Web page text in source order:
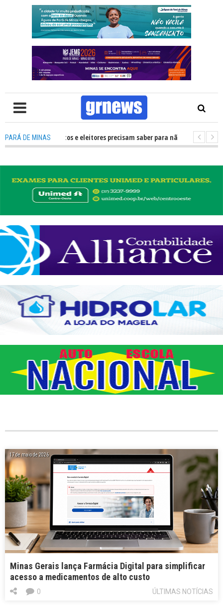
PARÁ DE MINAS
O que candidatos e eleitores precisam saber para não ter problemas nas
17 de maio de 2026
Minas Gerais lança Farmácia Digital para simplificar
acesso a medicamentos de alto custo
ÚLTIMAS NOTÍCIAS
0